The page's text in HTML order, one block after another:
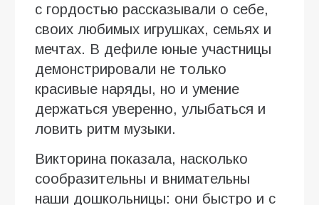
с гордостью рассказывали о себе,
своих любимых игрушках, семьях и
мечтах. В дефиле юные участницы
демонстрировали не только
красивые наряды, но и умение
держаться уверенно, улыбаться и
ловить ритм музыки.
Викторина показала, насколько
сообразительны и внимательны
наши дошкольницы: они быстро и с